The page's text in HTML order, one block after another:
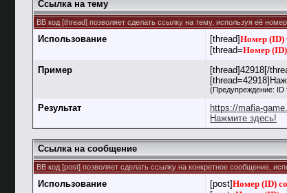
Ссылка на тему
BB код [thread] позволяет сделать ссылку на тему, используя её
Использование [thread]Номер (ID)
[thread=Номер
Пример
[thread]42918[/
(Предупреждение:
Результат
https://mafia-
Нажмите здесь!
Ссылка на сообщение
BB код [post] позволяет сделать ссылку на конкретное сообщение,
Использование [post]Номер (ID)